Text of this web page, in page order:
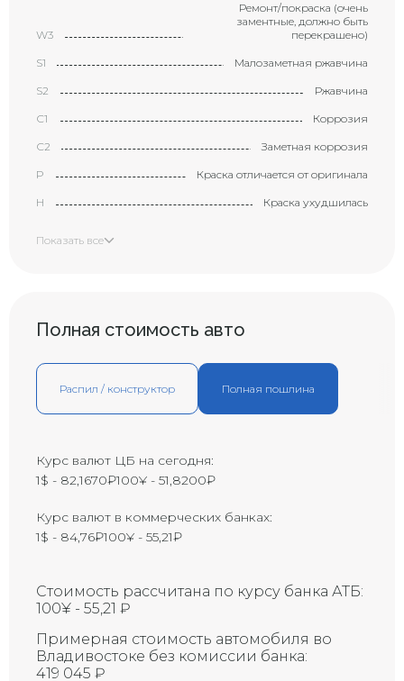
W3
Ремонт/покраска (очень
заментные, должно быть
перекрашено)
S1 Малозаметная ржавчина
S2 Ржавчина
С1 Коррозия
С2 Заметная коррозия
P Краска отличается от оригинала
H Краска ухудшилась
Большая вмятина с царапиной
(размером с локоть)
Y3
X1
RX
Х
Трещина на ветровом стекле
Показать все
Полная стоимость авто
Распил / конструктор Полная пошлина
Курс валют ЦБ на сегодня:
1$ - 82,1670₽100¥ - 51,8200₽
Курс валют в коммерческих банках:
1$ - 84,76₽100¥ - 55,21₽
Стоимость рассчитана по курсу банка АТБ:
100¥ - 55,21 ₽
Примерная стоимость автомобиля во
Владивостоке без комиссии банка:
419 045 ₽